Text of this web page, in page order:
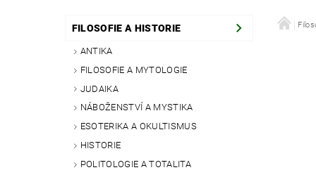
DOPRAVA PLATBA O NÁKUPU
FILOSOFIE A HISTORIE
ANTIKA
FILOSOFIE A MYTOLOGIE
JUDAIKA
NÁBOŽENSTVÍ A MYSTIKA
ESOTERIKA A OKULTISMUS
HISTORIE
POLITOLOGIE A TOTALITA